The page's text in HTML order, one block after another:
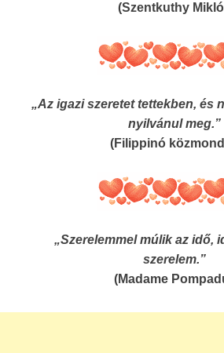
(Szentkuthy
„Az igazi szeretet tettekben, és
nyilvánul meg.”
(Filippinó
„Szerelemmel múlik az idő,
szerelem.”
(Madame